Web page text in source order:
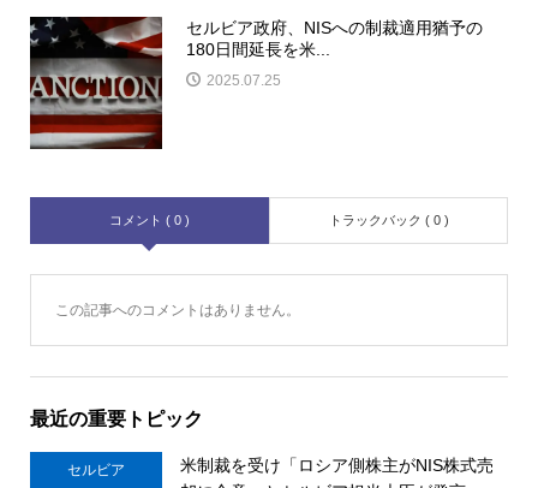
セルビア政府、NISへの制裁適用猶予の
180日間延長を米...
2025.07.25
コメント ( 0 ) トラックバック ( 0 )
この記事へのコメントはありません。
最近の重要トピック
セルビア
米制裁を受け「ロシア側株主がNIS株式売